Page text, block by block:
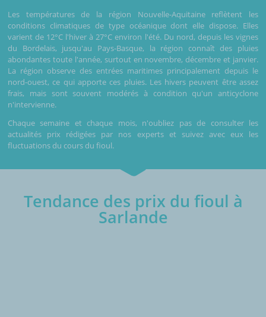
Les températures de la région Nouvelle-Aquitaine reflètent les
conditions climatiques de type océanique dont elle dispose. Elles
varient de 12°C l'hiver à 27°C environ l'été. Du nord, depuis les vignes
du Bordelais, jusqu'au Pays-Basque, la région connaît des pluies
abondantes toute l'année, surtout en novembre, décembre et janvier.
La région observe des entrées maritimes principalement depuis le
nord-ouest, ce qui apporte ces pluies. Les hivers peuvent être assez
frais, mais sont souvent modérés à condition qu'un anticyclone
n'intervienne.
Chaque semaine et chaque mois, n'oubliez pas de consulter les
actualités prix rédigées par nos experts et suivez avec eux les
fluctuations du cours du fioul.
Tendance des prix du fioul à
Sarlande